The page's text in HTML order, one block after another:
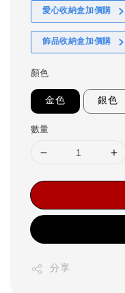
愛心收納盒加價購
飾品收納盒加價購
顏色
金色 銀色
數量
分享